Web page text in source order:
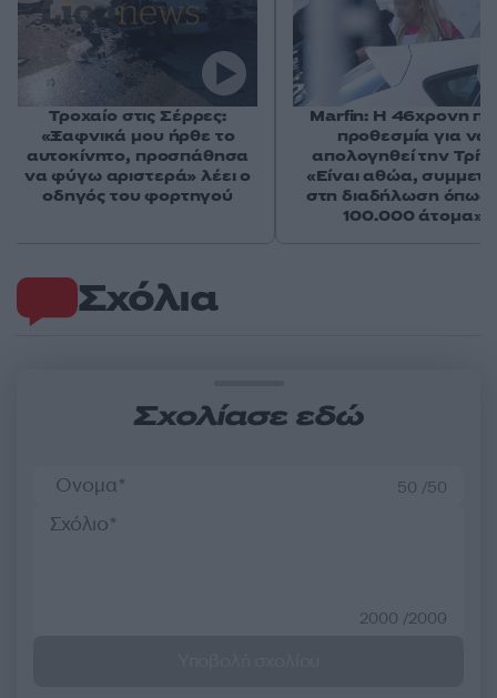
Σχόλια
Σχολίασε εδώ
50 /50
2000 /2000
Τροχαίο στις Σέρρες:
«Ξαφνικά μου ήρθε το
αυτοκίνητο, προσπάθησα
να φύγω αριστερά» λέει ο
οδηγός του φορτηγού
Marfin: Η 46χρονη
προθεσμία για να
απολογηθεί την
«Είναι αθώα,
στη διαδήλωση όπως
100.000 άτομα»